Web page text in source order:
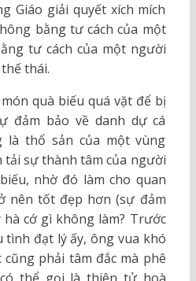
Giáo giải quyết xích mích
bằng tư cách của một
tư cách của một người
thái.
quà biếu quá vặt để bị
đảm bảo về danh dự cá
là thổ sản của một vùng
tải sự thành tâm của người
nhờ đó làm cho quan
nên tốt đẹp hơn (sự đảm
hà cớ gì không làm? Trước
tình đạt lý ấy, ông vua khó
phải tâm đắc mà phê